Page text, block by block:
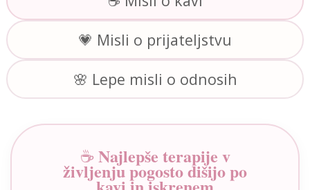
💗 Misli o prijateljstvu
🌸 Lepe misli o odnosih
☕ Najlepše terapije v
življenju pogosto dišijo po